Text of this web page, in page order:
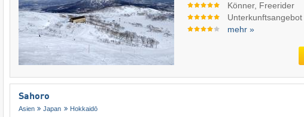
Könner, Freerider
Unterkunftsangebot
mehr »
Sahoro
Asien Japan Hokkaidō